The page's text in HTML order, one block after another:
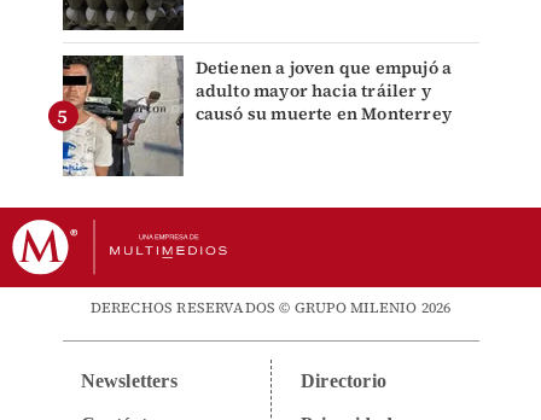
Detienen a joven que empujó a
adulto mayor hacia tráiler y
causó su muerte en Monterrey
DERECHOS RESERVADOS © GRUPO MILENIO 2026
Newsletters Directorio